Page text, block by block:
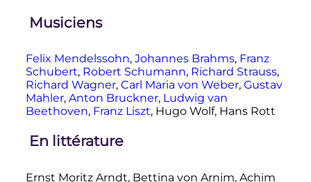
Musiciens
Felix Mendelssohn, Johannes Brahms, Franz
Schubert, Robert Schumann, Richard Strauss,
Richard Wagner, Carl Maria von Weber, Gustav
Mahler, Anton Bruckner, Ludwig van
Beethoven, Franz Liszt, Hugo Wolf, Hans Rott
En littérature
Ernst Moritz Arndt, Bettina von Arnim, Achim